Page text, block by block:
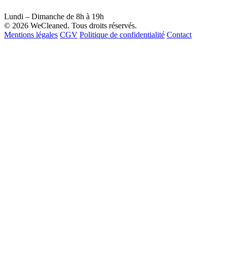
Lundi – Dimanche de 8h à 19h
© 2026 WeCleaned. Tous droits réservés.
Mentions légales CGV Politique de confidentialité Contact